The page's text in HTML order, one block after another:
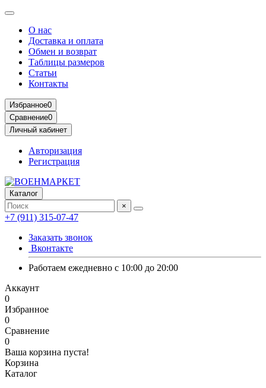
О нас
Доставка и оплата
Обмен и возврат
Таблицы размеров
Статьи
Контакты
Избранное0
Сравнение0
Личный кабинет
Авторизация
Регистрация
Каталог
×
+7 (911) 315-07-47
Заказать звонок
Вконтакте
Работаем ежедневно с 10:00 до 20:00
Аккаунт
0
Избранное
0
Сравнение
0
Ваша корзина пуста!
Корзина
Каталог